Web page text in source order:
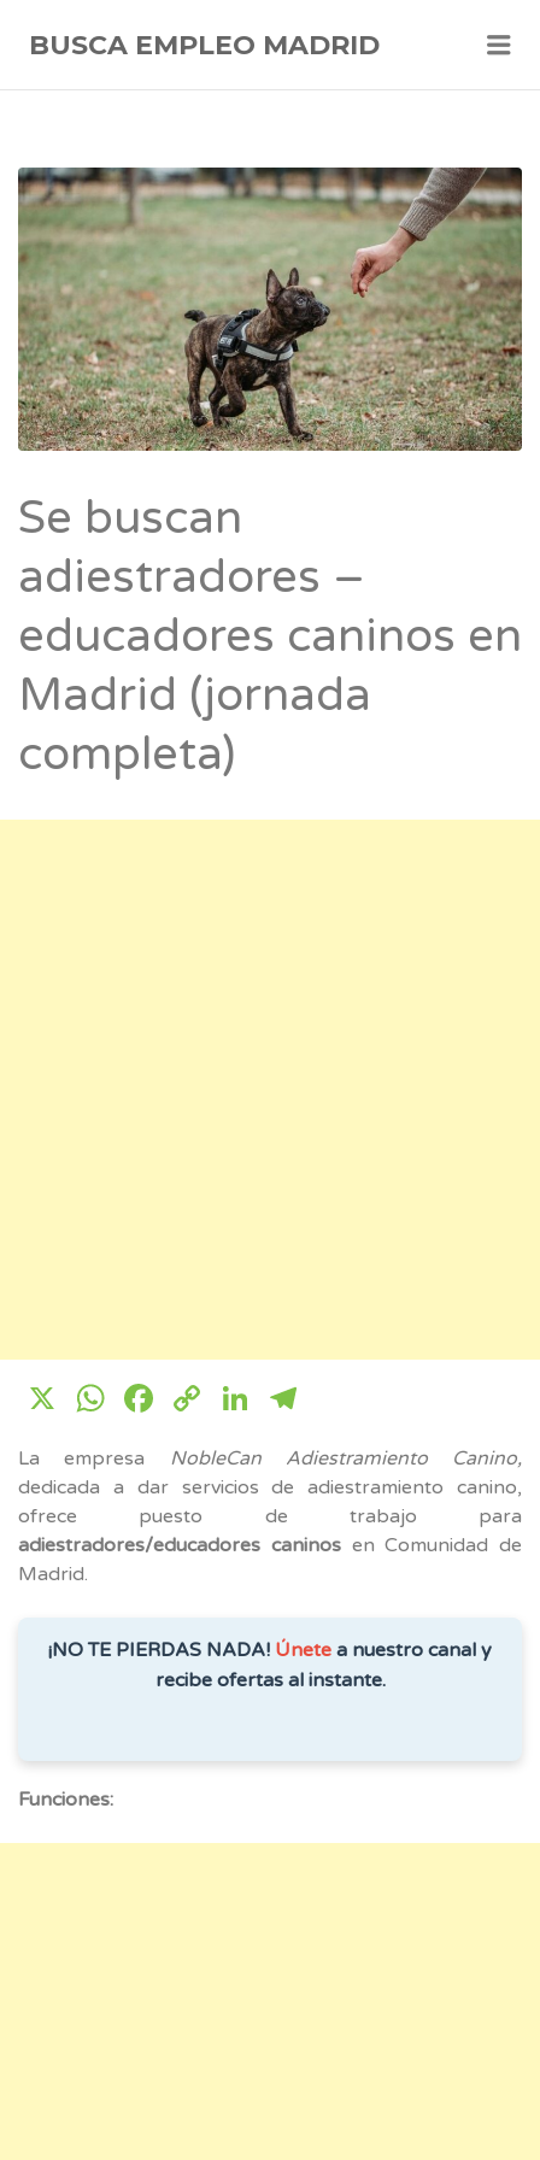
BUSCA EMPLEO MADRID
Se buscan
adiestradores –
educadores caninos en
Madrid (jornada
completa)
X WhatsApp
Facebook
CopyLinkedIn
La empresa NobleCan Adiestramiento Canino,
dedicada a dar servicios de adiestramiento canino,
ofrece puesto de trabajo para
adiestradores/educadores caninosen Comunidad de
Madrid.
¡NO TE PIERDAS NADA! Únete a nuestro canal y
recibe ofertas al instante.
Funciones: